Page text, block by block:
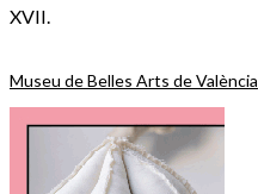
XVII.
Museu de Belles Arts de València